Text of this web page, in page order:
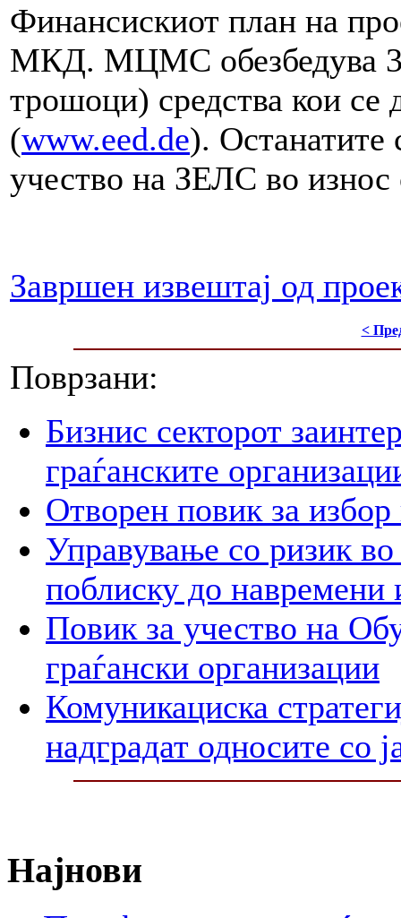
Финансискиот план на
МКД. МЦМС обезбедува
трошоци) средства кои се
(www.eed.de). Останатите
учество на ЗЕЛС во
Завршен извештај од
<
Поврзани:
Бизнис секторот
граѓанските
Отворен повик за избор
Управување со ризик
поблиску до навремени
Повик за учество на
граѓански организации
Комуникациска
надградат односите со
Најнови